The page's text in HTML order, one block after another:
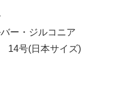
ー・ジルコニア
14号(日本サイズ)